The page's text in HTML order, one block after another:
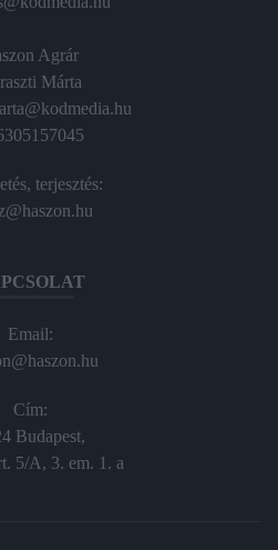
Agrár
Márta
terjesztés:
Email:
Cím:
Budapest,
5/A, 3. em. 1. a